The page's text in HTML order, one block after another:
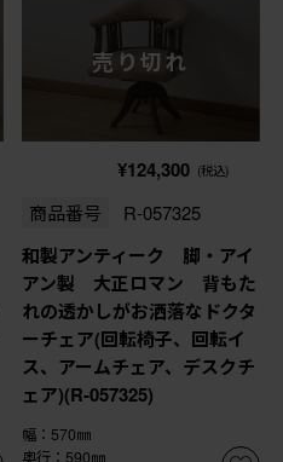
売り切れ
¥124,300 (税込)
商品番号 R-057325
和製アンティーク 脚・アイ
アン製 大正ロマン 背もた
れの透かしがお洒落なドクタ
ーチェア(回転椅子、回転イ
ス、アームチェア、デスクチ
ェア)(R-057325)
幅：570㎜
奥行：590㎜